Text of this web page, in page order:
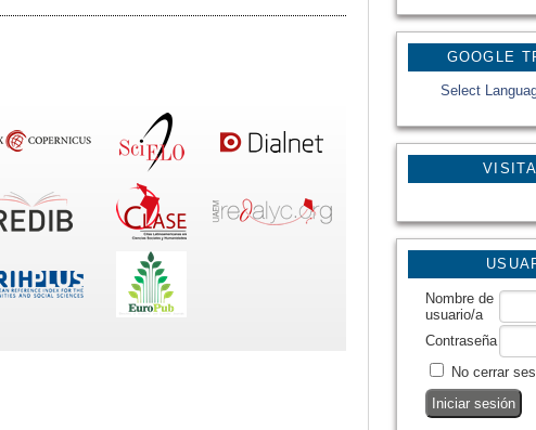
GOOGLE
Select
Nombre de
usuario/a
Contraseña
No cerrar